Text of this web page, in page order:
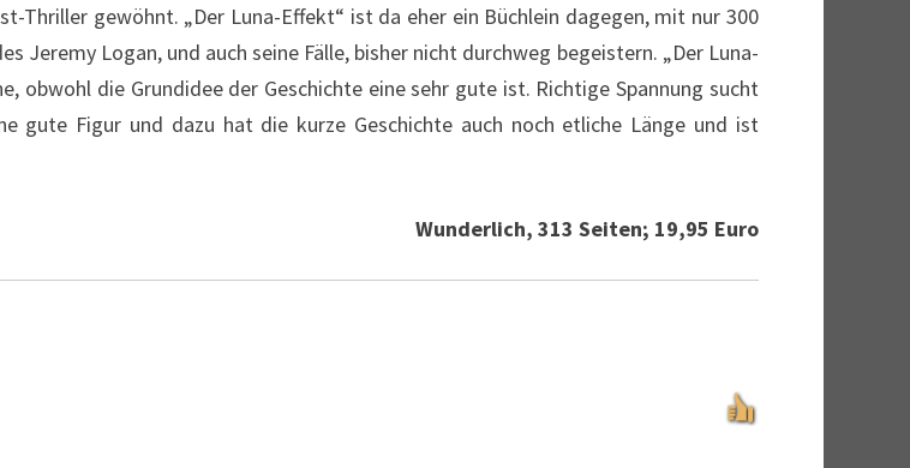
Thriller gewöhnt. „Der Luna-Effekt“ ist da eher ein Büchlein dagegen, mit nur 300
Jeremy Logan, und auch seine Fälle, bisher nicht durchweg begeistern. „Der Luna-
obwohl die Grundidee der Geschichte eine sehr gute ist. Richtige Spannung sucht
gute Figur und dazu hat die kurze Geschichte auch noch etliche Länge und ist
Wunderlich, 313 Seiten; 19,95 Euro